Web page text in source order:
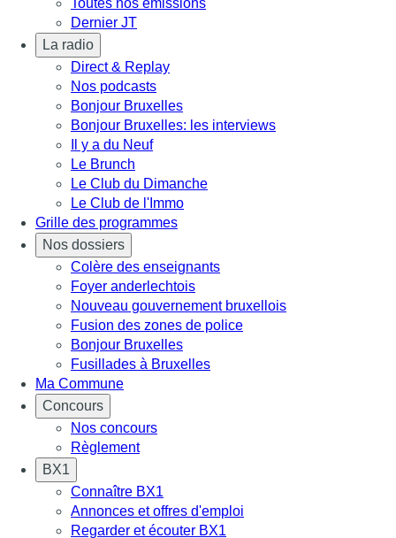
Dernier JT
La radio
Direct & Replay
Nos podcasts
Bonjour Bruxelles
Bonjour Bruxelles: les interviews
Il y a du Neuf
Le Brunch
Le Club du Dimanche
Le Club de l'Immo
Grille des programmes
Nos dossiers
Colère des enseignants
Foyer anderlechtois
Nouveau gouvernement bruxellois
Fusion des zones de police
Bonjour Bruxelles
Fusillades à Bruxelles
Ma Commune
Concours
Nos concours
Règlement
BX1
Connaître BX1
Annonces et offres d'emploi
Regarder et écouter BX1